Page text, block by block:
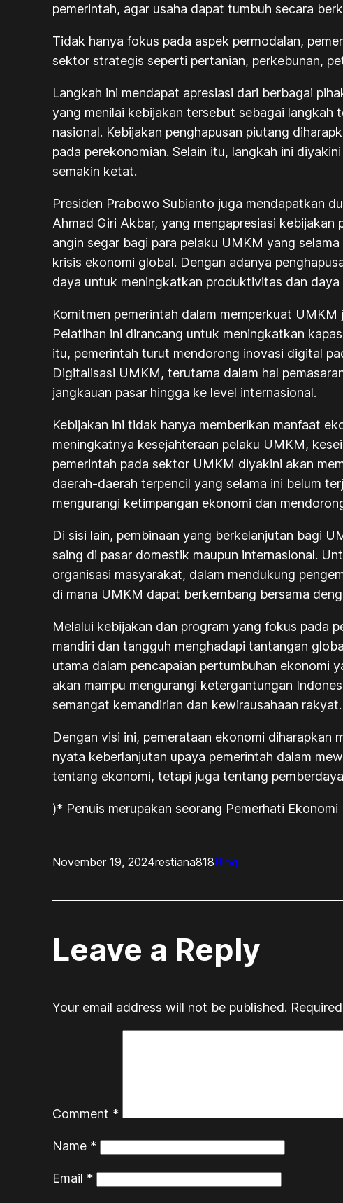
pemerintah, agar usaha dapat tumbuh secara
Tidak hanya fokus pada aspek permodalan,
sektor strategis seperti pertanian, perkebunan,
Langkah ini mendapat apresiasi dari berbagai
yang menilai kebijakan tersebut sebagai langkah
nasional. Kebijakan penghapusan piutang
pada perekonomian. Selain itu, langkah ini
semakin ketat.
Presiden Prabowo Subianto juga mendapatkan
Ahmad Giri Akbar, yang mengapresiasi
angin segar bagi para pelaku UMKM yang
krisis ekonomi global. Dengan adanya
daya untuk meningkatkan produktivitas dan
Komitmen pemerintah dalam memperkuat
Pelatihan ini dirancang untuk meningkatkan
itu, pemerintah turut mendorong inovasi digital
Digitalisasi UMKM, terutama dalam hal
jangkauan pasar hingga ke level internasional.
Kebijakan ini tidak hanya memberikan manfaat
meningkatnya kesejahteraan pelaku UMKM,
pemerintah pada sektor UMKM diyakini akan
daerah-daerah terpencil yang selama ini belum
mengurangi ketimpangan ekonomi dan
Di sisi lain, pembinaan yang berkelanjutan bagi
saing di pasar domestik maupun internasional.
organisasi masyarakat, dalam mendukung
di mana UMKM dapat berkembang bersama
Melalui kebijakan dan program yang fokus pada
mandiri dan tangguh menghadapi tantangan
utama dalam pencapaian pertumbuhan ekonomi
akan mampu mengurangi ketergantungan
semangat kemandirian dan kewirausahaan rakyat.
Dengan visi ini, pemerataan ekonomi diharapkan
nyata keberlanjutan upaya pemerintah dalam
tentang ekonomi, tetapi juga tentang
)* Penuis merupakan seorang Pemerhati Ekonomi
November 19, 2024restiana818Blog
Leave a Reply
Your email address will not be published.
Comment *
Name *
Email *